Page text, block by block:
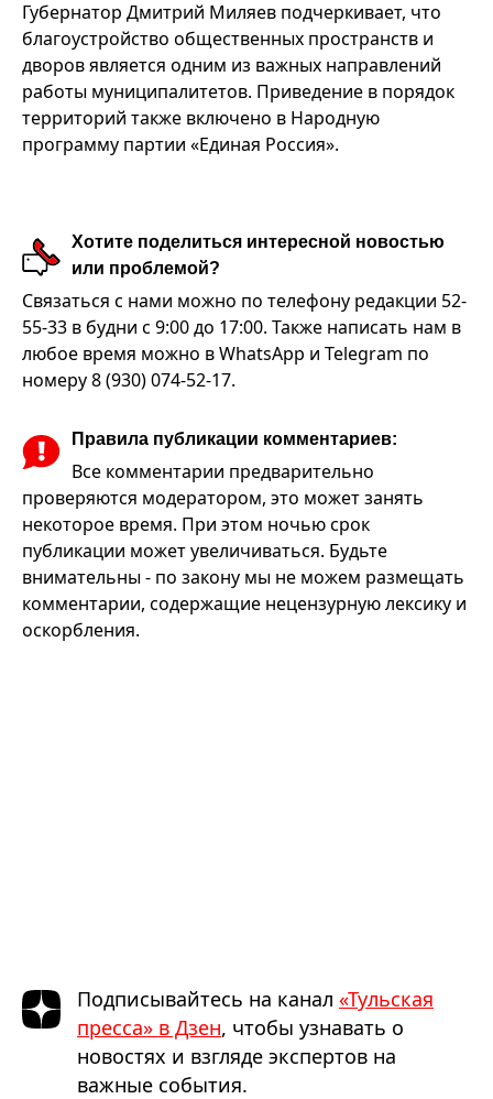
Губернатор Дмитрий Миляев подчеркивает, что
благоустройство общественных пространств и
дворов является одним из важных направлений
работы муниципалитетов. Приведение в порядок
территорий также включено в Народную
программу партии «Единая Россия».
Хотите поделиться интересной новостью
или проблемой?
Связаться с нами можно по телефону редакции 52-
55-33 в будни с 9:00 до 17:00. Также написать нам в
любое время можно в WhatsApp и Telegram по
номеру 8 (930) 074-52-17.
Правила публикации комментариев:
Все комментарии предварительно
проверяются модератором, это может занять
некоторое время. При этом ночью срок
публикации может увеличиваться. Будьте
внимательны - по закону мы не можем размещать
комментарии, содержащие нецензурную лексику и
оскорбления.
Подписывайтесь на канал «Тульская
пресса» в Дзен, чтобы узнавать о
новостях и взгляде экспертов на
важные события.